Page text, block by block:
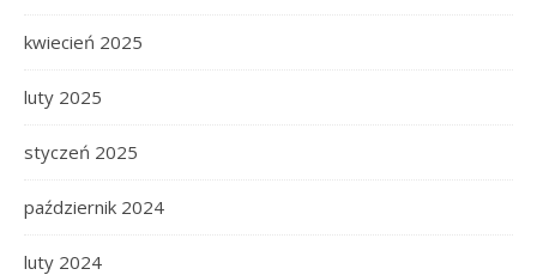
kwiecień 2025
luty 2025
styczeń 2025
październik 2024
luty 2024